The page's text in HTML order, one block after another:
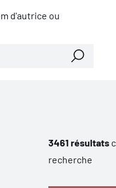
d'autrice ou
3461 résultats
recherche